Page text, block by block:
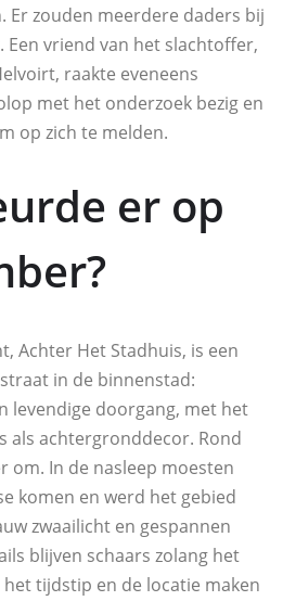
Er zouden meerdere daders bij
Een vriend van het slachtoffer,
raakte eveneens
met het onderzoek bezig en
op zich te melden.
er op
Achter Het Stadhuis, is een
in de binnenstad:
levendige doorgang, met het
als achtergronddecor. Rond
om. In de nasleep moesten
komen en werd het gebied
zwaailicht en gespannen
blijven schaars zolang het
tijdstip en de locatie maken